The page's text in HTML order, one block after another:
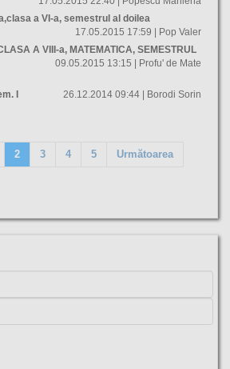
a VI-a, semestrul al doilea
17.05.2015 17:59 | Pop Valer
A VIII-a, MATEMATICA, SEMESTRUL
09.05.2015 13:15 | Profu' de Mate
I 26.12.2014 09:44 | Borodi Sorin
2 3 4 5 Următoarea